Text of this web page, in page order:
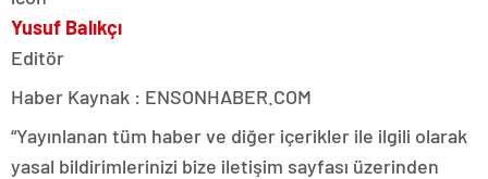
Yusuf Balıkçı
Editör
Haber Kaynak : ENSONHABER.COM
“Yayınlanan tüm haber ve diğer içerikler ile ilgili olarak
yasal bildirimlerinizi bize iletişim sayfası üzerinden